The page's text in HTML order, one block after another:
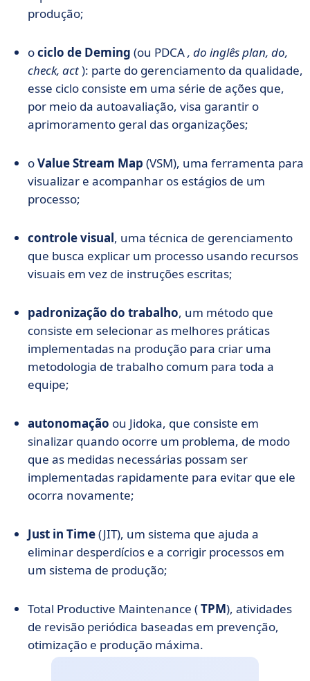
produção;
ociclo de Deming (ou PDCA, do inglês plan, do,
check, act): parte do gerenciamento da qualidade,
esse ciclo consiste em uma série de ações que,
por meio da autoavaliação, visa garantir o
aprimoramento geral das organizações;
oValue Stream Map (VSM), uma ferramenta para
visualizar e acompanhar os estágios de um
processo;
controle visual, uma técnica de gerenciamento
que busca explicar um processo usando recursos
visuais em vez de instruções escritas;
padronização do trabalho, um método que
consiste em selecionar as melhores práticas
implementadas na produção para criar uma
metodologia de trabalho comum para toda a
equipe;
autonomação ou Jidoka, que consiste em
sinalizar quando ocorre um problema, de modo
que as medidas necessárias possam ser
implementadas rapidamente para evitar que ele
ocorra novamente;
Just in Time(JIT), um sistema que ajuda a
eliminar desperdícios e a corrigir processos em
um sistema de produção;
Total Productive Maintenance (TPM), atividades
de revisão periódica baseadas em prevenção,
otimização e produção máxima.